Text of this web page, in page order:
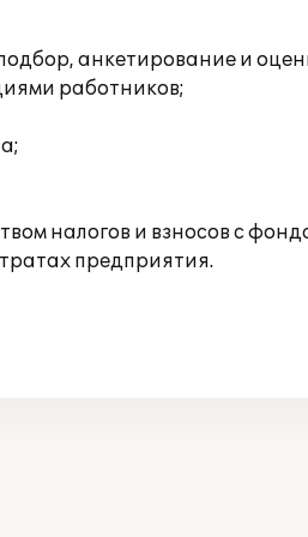
анкетирование и
работников;
налогов и взносов с
предприятия.